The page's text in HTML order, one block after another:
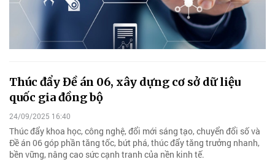
Thúc đẩy Đề án 06, xây dựng cơ sở dữ liệu
quốc gia đồng bộ
24/09/2025 16:40
Thúc đẩy khoa học, công nghệ, đổi mới sáng tạo, chuyển đổi số và
Đề án 06 góp phần tăng tốc, bứt phá, thúc đẩy tăng trưởng nhanh,
bền vững, nâng cao sức cạnh tranh của nền kinh tế.